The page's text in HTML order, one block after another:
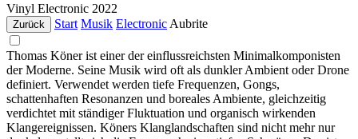
Vinyl Electronic 2022
Zurück Start Musik Electronic Aubrite
Thomas Köner ist einer der einflussreichsten Minimalkomponisten
der Moderne. Seine Musik wird oft als dunkler Ambient oder Drone
definiert. Verwendet werden tiefe Frequenzen, Gongs,
schattenhaften Resonanzen und boreales Ambiente, gleichzeitig
verdichtet mit ständiger Fluktuation und organisch wirkenden
Klangereignissen. Köners Klanglandschaften sind nicht mehr nur